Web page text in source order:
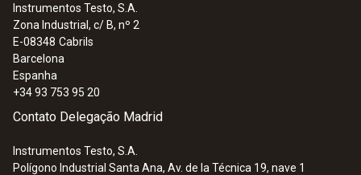
Sondas para alimentação
Instrumentos Testo, S.A.
Zona Industrial, c/ B, nº 2
E-08348 Cabrils
Barcelona
Espanha
+34 93 753 95 20
Contato Delegação Madrid
Instrumentos Testo, S.A.
Polígono Industrial Santa Ana, Av. de la Técnica 19, nave 1